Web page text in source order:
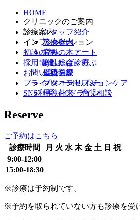
HOME
クリニックのご案内
スタッフ紹介
アクセス
診療案内
診療案内
産科
女性総合診療
生殖医療
プレコンセプションケア
インフォメーション
もみの木アート
あしたばくらぶ
母親学級
マタニティヨガ
母乳外来・育児相談
初診の方
採用情報
お問い合わせ
プライバシーポリシー
SNS利用ガイドライン
Reserve
ご予約はこちら
診療時間
月 火 水 木 金 土 日 祝
9:00-12:00
15:00-18:30
※診療は予約制です。
※予約を取られていない方も診療を受